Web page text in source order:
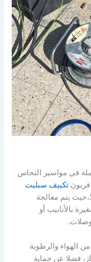
في مواسير النحاس
فريونتكييف سبليت
يتم معالجة
بالأنابيب أو
الهواء والرطوبة
فضلا عن حماية